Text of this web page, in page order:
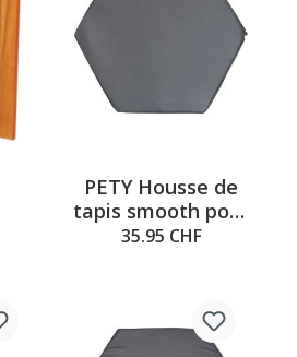
PETY Housse de
tapis smooth pour
petit tapis
35.95 CHF